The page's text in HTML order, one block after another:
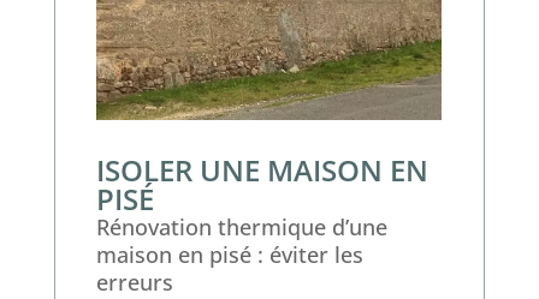
ISOLER UNE MAISON EN
PISÉ
Rénovation thermique d’une
maison en pisé : éviter les
erreurs